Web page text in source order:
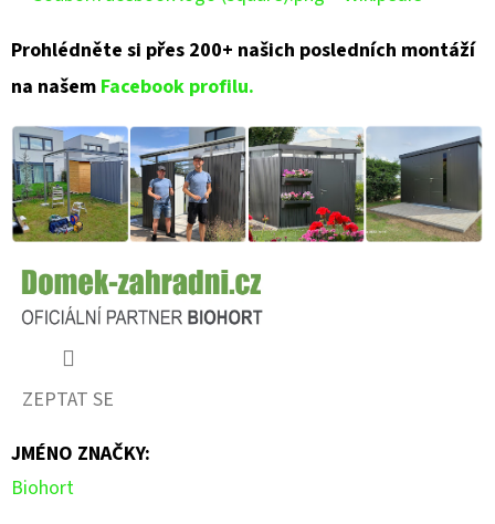
Prohlédněte si přes 200+ našich posledních montáží
na našem Facebook profilu.
ZEPTAT SE
JMÉNO ZNAČKY:
Biohort